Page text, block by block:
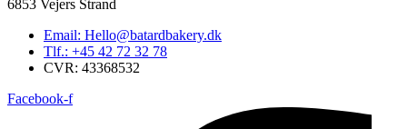
6853 Vejers Strand
Email: Hello@batardbakery.dk
Tlf.: +45 42 72 32 78
CVR: 43368532
Facebook-f